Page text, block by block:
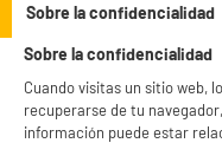
COLUMBIA 7
Sobre la confidencialidad
Sobre la confidencialidad
Cuando visitas un sitio web,
recuperarse de tu
información puede estar